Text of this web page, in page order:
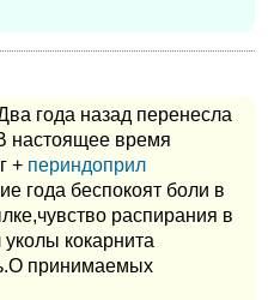
года назад перенесла
настоящее время
+ периндоприл
года беспокоят боли в
распирания в
кокарнита
принимаемых